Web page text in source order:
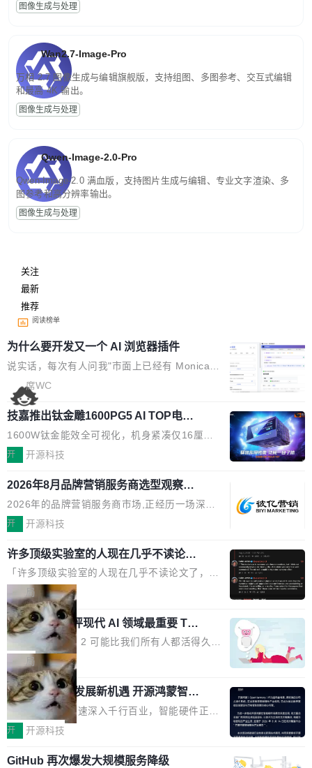
图像生成与处理
Wan2.7-Image-Pro
万相 2.7 图像生成与编辑旗舰版，支持组图、多图参考、交互式编辑
和最高 4K 输出。
图像生成与处理
Qwen-Image-2.0-Pro
Qwen-Image-2.0 满血版，支持图片生成与编辑、专业文字渲染、多
图参考和高分辨率输出。
图像生成与处理
关注
最新
推荐
阅读榜单
为什么要开发又一个 AI 浏览器插件
说实话，每次有人问我"市面上已经有 Monica、
Sider、Copilot for Chrome 这些 AI 浏览器插件
了，你为什么还要再做一个"，我都觉得这个问题
问得好。 因为我自己也是从用户变成开发者的。
现有产品的天花板 我用过不少 AI 浏览器插件。
刚开始觉得都挺好——选中一段文字，弹出解
要。但用久了你会发现，它们本质上都是同一类
东西：一个带网页上下文的聊天框。 它们能读取
页面的文本，然后把文本丢给大模型，再返回一
段回答。仅此而已。 这当然有用，但总觉得差点
意思。比如我在一个后台管理系统里，需要填50
个表单字段，每个字段还有联动逻辑；比如我
想...
席WC
技嘉推出钛金雕1600PG5 AI TOP电
源：为发烧级主机与本地AI算力打造旗
舰供电方案
1600W钛金能效全可视化，机身紧凑仅16厘米
继2026台北电脑展首度亮相后，技嘉科技近日正
电源专为发烧级DIY主机与本地AI算力平台打
造，整机长度仅16厘米，提供1600W额定功率
与80PLUS钛金能效；支持ATX 3.1与PCIe 5.1
规范，结合服务器级元件、完善供电线材与内置
实时LCD监控屏，可充分满足当下高阶PC主机
的严苛使用需求。 澎湃功率，紧凑机身 钛金雕1
600PG5 AI TOP具备强悍输出功率，同时实现
机身尺寸大幅精简。整机长度仅16厘米，属于同
功率段机身尺寸十分紧凑的1600W电源产品。小
巧机身有效提升市面主流标准A...
开 开源科技
2026年8月品牌营销服务商选型观察：
从流量思维到品牌资产思维的范式转移
2026年的品牌营销服务商市场,正经历一场深刻
的价值重构。全球全案品牌代理机构市场从2025
复合增长率达5.44%,预计2032年将突破120亿美
元。数字广告与公共关系相关服务市场更是从20
25年的8463亿美元扩张至2026年的8763亿美
元。数字的背后是一个清晰的事实——品牌对专
业化营销服务的需求从未如此迫切。 但市场扩容
的同时,服务商的竞争逻辑正在改变。2026年Top
Agency年度合辑的观察指出,“产品”这个离消费
者最近的载体,在整个品牌营销层面的权重显著变
高了。全域营销服务商的竞争正在从规模转向深
度,案例厚度、全域覆盖、多线协同...
开 开源科技
许多顶级实验室的人现在几乎不读论文
了
「许多顶级实验室的人现在几乎不读论文了，而
且他们认为 ICLR/ICML/NeurIPS 充斥着大量过
度宣传和欺诈。」 OpenAI 研究员 Keller Jorda
n 这条推文引发了广泛讨论。他不是在说风凉
话，他是说出了一个圈内人尽皆知但很少公开捅
破的事实。 Jordan 随后补充了一句软化声明：
「我不认为这些会议上大部分论文都在过度宣传
或造假。问题是，作为读者，如果你筛选出那些
看起来最令人兴奋的论文，那它们大部分都是过
度宣传的。」 这才是真正的痛点。不是所有论文
都有问题，是最吸引眼球的那批论文最有问题。
他引用的帖子来自 Mathew Shen，一位 ICLR 2
局
xAI 前工程师评现代 AI 领域最重要 Top
3 开源项目
Flash Attention 2 可能比我们所有人都活得久。
这句话不是来自某个技术博客，而是出自 Hieu
Pham 的一条推文。Hieu Pham 是谁？他是 xAI
的早期工程师之一，在 Grok 训练基础设施团队
工作过。近日他在 X 上发了一条帖子，列出了他
认为现代 AI 领域最重要的三个开源项目。 第一
理由很具体。FA 系列不需要解释，但 FA2 是他
局
共商智能硬件发展新机遇 开源鸿蒙智能
硬件开发者日杭州站即将举行
随着万物智联加速深入千行百业，智能硬件正从
单点设备迈向智能化、网联化、协同化发展。作
鸿蒙通过统一技术底座和分布式能力，为不同类
开 开源科技
GitHub 再次爆发大规模服务降级